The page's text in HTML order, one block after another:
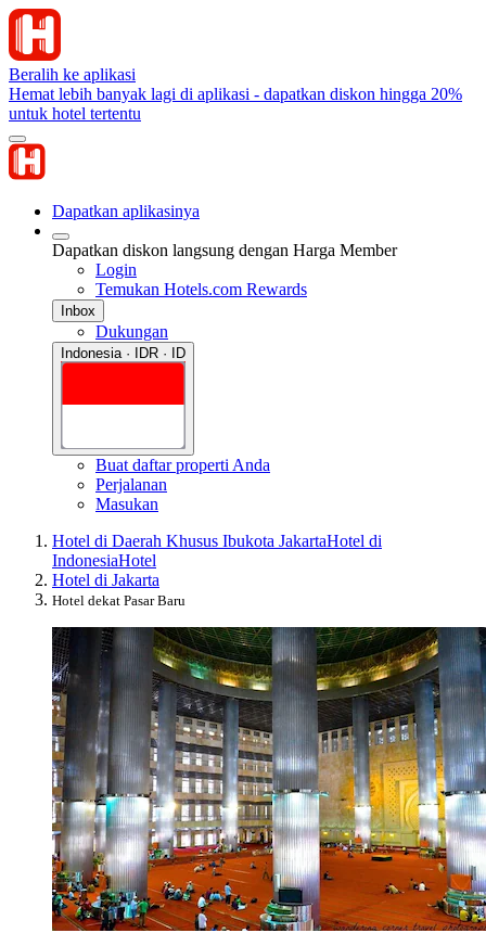
Beralih ke aplikasi
Hemat lebih banyak lagi di aplikasi - dapatkan diskon hingga 20%
untuk hotel tertentu
Dapatkan aplikasinya
Dapatkan diskon langsung dengan Harga Member
Login
Temukan Hotels.com Rewards
Inbox
Dukungan
Indonesia · IDR · ID
Buat daftar properti Anda
Perjalanan
Masukan
Hotel di Daerah Khusus Ibukota JakartaHotel di
IndonesiaHotel
Hotel di Jakarta
Hotel dekat Pasar Baru